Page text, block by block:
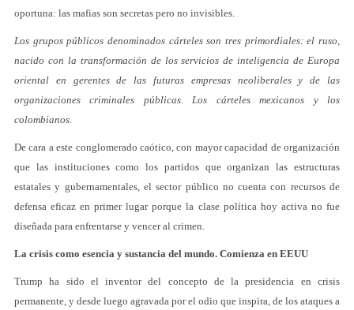
oportuna: las mafias son secretas pero no invisibles.
Los grupos públicos denominados cárteles son tres primordiales: el ruso,
nacido con la transformación de los servicios de inteligencia de Europa
oriental en gerentes de las futuras empresas neoliberales y de las
organizaciones criminales públicas. Los cárteles mexicanos y los
colombianos.
De cara a este conglomerado caótico, con mayor capacidad de organización
que las instituciones como los partidos que organizan las estructuras
estatales y gubernamentales, el sector público no cuenta con recursos de
defensa eficaz en primer lugar porque la clase política hoy activa no fue
diseñada para enfrentarse y vencer al crimen.
La crisis como esencia y sustancia del mundo. Comienza en EEUU
Trump ha sido el inventor del concepto de la presidencia en crisis
permanente, y desde luego agravada por el odio que inspira, de los ataques a